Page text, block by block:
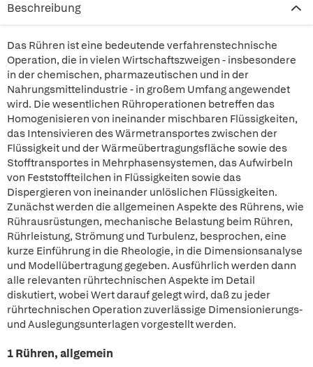
Beschreibung
Das Rühren ist eine bedeutende verfahrenstechnische
Operation, die in vielen Wirtschaftszweigen - insbesondere
in der chemischen, pharmazeutischen und in der
Nahrungsmittelindustrie - in großem Umfang angewendet
wird. Die wesentlichen Rühroperationen betreffen das
Homogenisieren von ineinander mischbaren Flüssigkeiten,
das Intensivieren des Wärmetransportes zwischen der
Flüssigkeit und der Wärmeübertragungsfläche sowie des
Stofftransportes in Mehrphasensystemen, das Aufwirbeln
von Feststoffteilchen in Flüssigkeiten sowie das
Dispergieren von ineinander unlöslichen Flüssigkeiten.
Zunächst werden die allgemeinen Aspekte des Rührens, wie
Rührausrüstungen, mechanische Belastung beim Rühren,
Rührleistung, Strömung und Turbulenz, besprochen, eine
kurze Einführung in die Rheologie, in die Dimensionsanalyse
und Modellübertragung gegeben. Ausführlich werden dann
alle relevanten rührtechnischen Aspekte im Detail
diskutiert, wobei Wert darauf gelegt wird, daß zu jeder
rührtechnischen Operation zuverlässige Dimensionierungs-
und Auslegungsunterlagen vorgestellt werden.
1 Rühren, allgemein